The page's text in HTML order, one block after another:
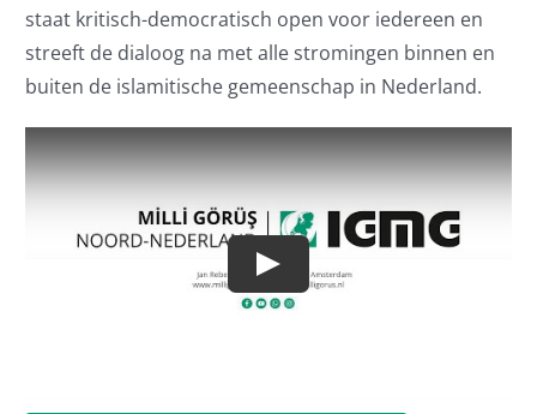
staat kritisch-democratisch open voor iedereen en
streeft de dialoog na met alle stromingen binnen en
buiten de islamitische gemeenschap in Nederland.
Play